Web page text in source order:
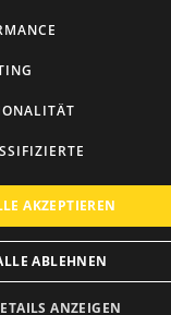
AKZEPTIEREN
ABLEHNEN
ANZEIGEN